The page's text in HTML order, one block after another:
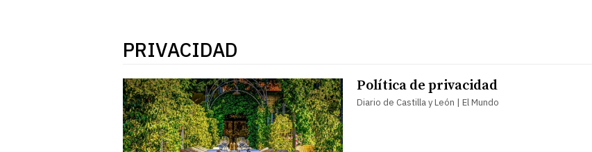
PRIVACIDAD
Política de privacidad
Diario de Castilla y León | El Mundo